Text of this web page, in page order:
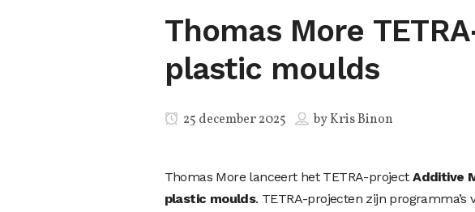
Thomas More
plastic moulds
25 december 2025 byKris Binon
Thomas More lanceert het TETRA-projectAdditive
plastic moulds. TETRA-projecten zijn programma’s